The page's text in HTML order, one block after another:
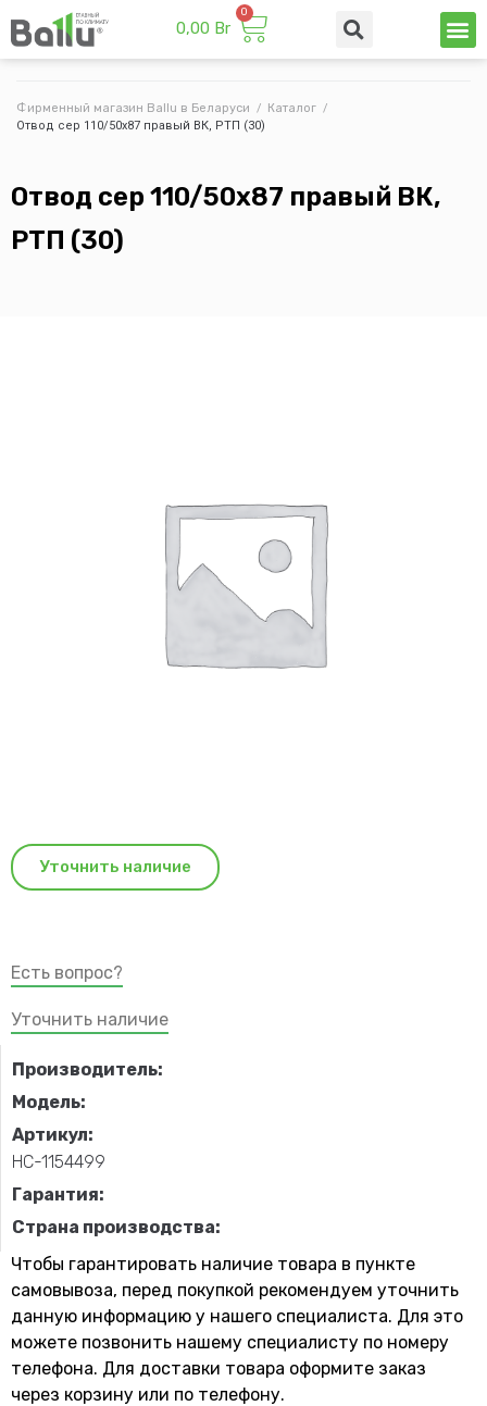
0,00 Br
Фирменный магазин Ballu в Беларуси / Каталог /
Отвод сер 110/50х87 правый ВК, РТП (30)
Отвод сер 110/50х87 правый ВК,
РТП (30)
Уточнить наличие
Есть вопрос?
Уточнить наличие
Производитель:
Модель:
Артикул:
НС-1154499
Гарантия:
Страна производства:
Чтобы гарантировать наличие товара в пункте
самовывоза, перед покупкой рекомендуем уточнить
данную информацию у нашего специалиста. Для это
можете позвонить нашему специaлисту по номеру
телефона. Для доставки товара оформите заказ
через корзину или по телефону.